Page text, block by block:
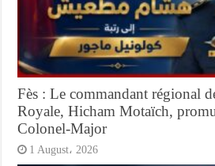
Fès : Le commandant régional
Royale, Hicham Motaïch,
Colonel-Major
1 August، 2026